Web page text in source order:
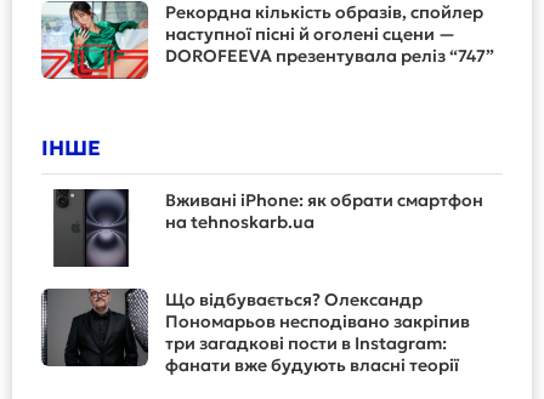
Рекордна кількість образів, спойлер
наступної пісні й оголені сцени —
DOROFEEVA презентувала реліз “747”
ІНШЕ
Вживані iPhone: як обрати смартфон
на tehnoskarb.ua
Що відбувається? Олександр
Пономарьов несподівано закріпив
три загадкові пости в Instagram:
фанати вже будують власні теорії